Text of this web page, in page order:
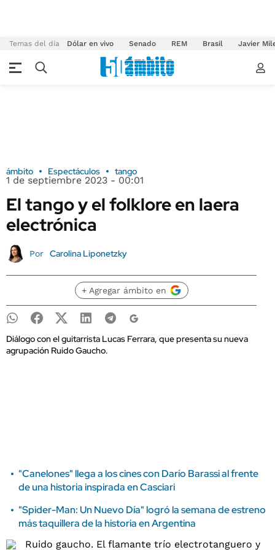
Temas del día Dólar en vivo Senado REM Brasil Javier
ámbito Espectáculos tango
1 de septiembre 2023 - 00:01
El tango y el folklore en laera
electrónica
Por Carolina Liponetzky
+ Agregar ámbito en
Diálogo con el guitarrista Lucas Ferrara, que presenta su nueva
agrupación Ruido Gaucho.
"Canelones" llega a los cines con Darío Barassi al frente
de una historia inspirada en Casciari
"Spider-Man: Un Nuevo Día" logró la semana de estreno
más taquillera de la historia en Argentina